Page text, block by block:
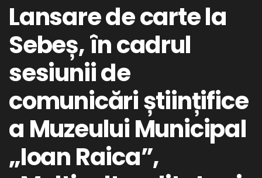
Lansare de carte la
Sebeș, în cadrul
sesiunii de
comunicări științifice
a Muzeului Municipal
„Ioan Raica”,